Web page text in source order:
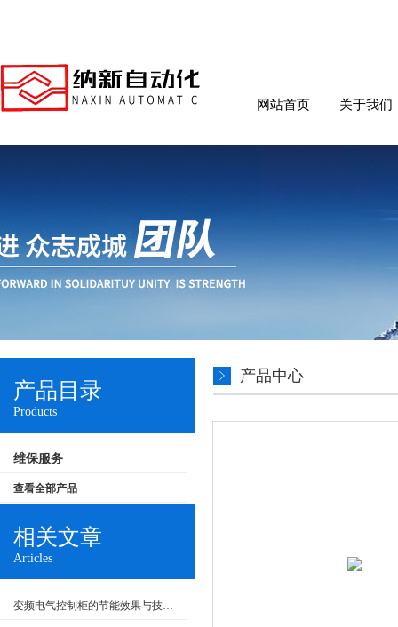
网站首页 关于我们
产品目录
Products
维保服务
查看全部产品
相关文章
Articles
变频电气控制柜的节能效果与技术发展
产品中心